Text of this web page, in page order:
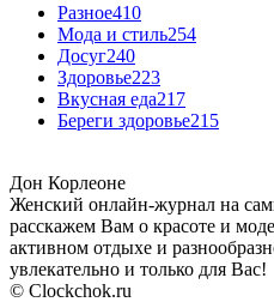
Разное410
Мода и стиль254
Досуг240
Здоровье223
Вкусная еда217
Береги здоровье215
Дон Корлеоне
Женский онлайн-журнал на
расскажем Вам о красоте и
активном отдыхе и
увлекательно и только для Вас!
© Clockchok.ru